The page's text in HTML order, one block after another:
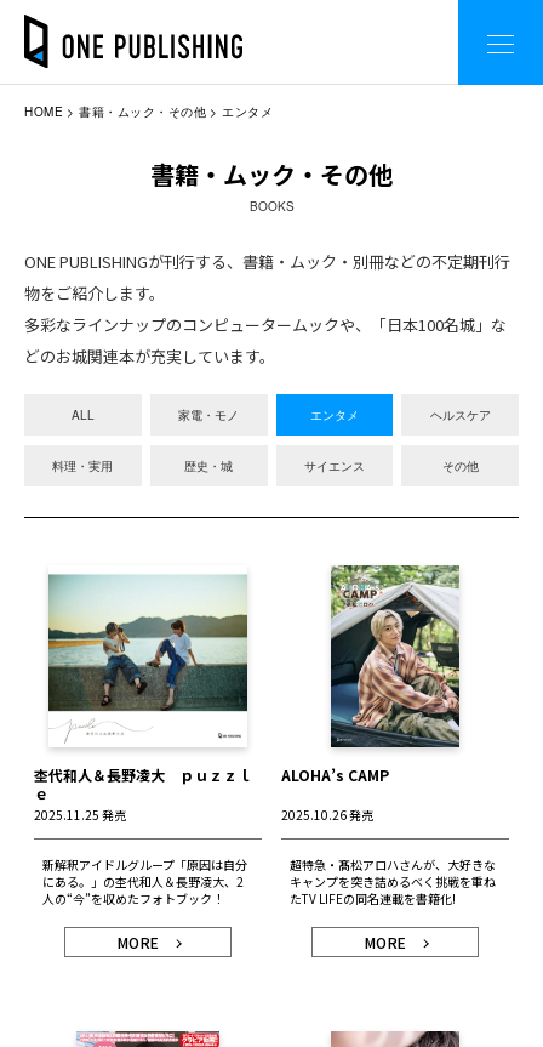
HOME 書籍・ムック・その他 エンタメ
書籍・ムック・その他
BOOKS
ONE PUBLISHINGが刊行する、書籍・ムック・別冊などの不定期刊行
物をご紹介します。
多彩なラインナップのコンピュータームックや、「日本100名城」な
どのお城関連本が充実しています。
ALL 家電・モノ エンタメ ヘルスケア
料理・実用 歴史・城 サイエンス その他
杢代和人＆長野凌大 ｐｕｚｚｌ
ｅ
2025.11.25 発売
新解釈アイドルグループ「原因は自分
にある。」の杢代和人＆長野凌大、2
人の“今”を収めたフォトブック！
MORE
ALOHA’s CAMP
2025.10.26 発売
超特急・髙松アロハさんが、大好きな
キャンプを突き詰めるべく挑戦を重ね
たTV LIFEの同名連載を書籍化!
MORE